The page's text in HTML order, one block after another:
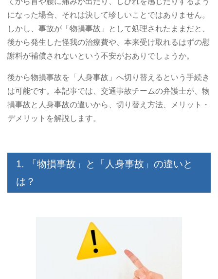
になった場合、それは決して珍しいことではありません。
しかし、事故が「物損事故」として処理されたままだと、
後から発生した怪我の治療費や、本来受け取れるはずの慰
謝料が補償されないという不安がおありでしょうか。
後から物損事故を「人身事故」へ切り替えるという手続き
は可能です。本記事では、交通事故チームの弁護士が、物
損事故と人身事故の違いから、切り替え方法、メリット・
デメリットを解説します。
1. 「物損事故」と「人身事故」の違いと
は？